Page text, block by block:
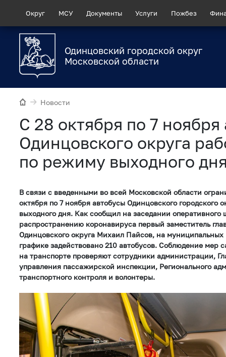
Округ МСУ Документы Услуги Пожбез
Одинцовский городской округ
Московской области
Новости
C 28 октября по 7 ноября
Одинцовского округа
по режиму выходного
В связи с введенными во всей Московской области
октября по 7 ноября автобусы Одинцовского городского
выходного дня. Как сообщил на заседании оперативного
распространению коронавируса первый заместитель
Одинцовского округа Михаил Пайсов, на
графике задействовано 210 автобусов. Соблюдение мер
на транспорте проверяют сотрудники администрации,
управления пассажирской инспекции, Регионального
транспортного контроля и волонтеры.